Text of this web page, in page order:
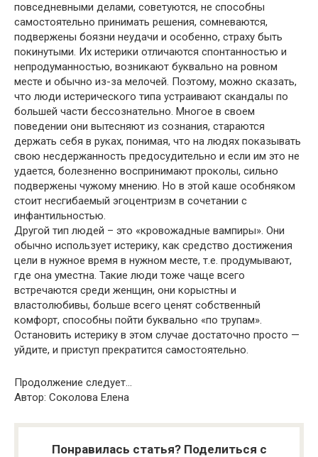
повседневными делами, советуются, не способны
самостоятельно принимать решения, сомневаются,
подвержены боязни неудачи и особенно, страху быть
покинутыми. Их истерики отличаются спонтанностью и
непродуманностью, возникают буквально на ровном
месте и обычно из-за мелочей. Поэтому, можно сказать,
что люди истерического типа устраивают скандалы по
большей части бессознательно. Многое в своем
поведении они вытесняют из сознания, стараются
держать себя в руках, понимая, что на людях показывать
свою несдержанность предосудительно и если им это не
удается, болезненно воспринимают проколы, сильно
подвержены чужому мнению. Но в этой каше особняком
стоит несгибаемый эгоцентризм в сочетании с
инфантильностью.
Другой тип людей – это «кровожадные вампиры». Они
обычно использует истерику, как средство достижения
цели в нужное время в нужном месте, т.е. продумывают,
где она уместна. Такие люди тоже чаще всего
встречаются среди женщин, они корыстны и
властолюбивы, больше всего ценят собственный
комфорт, способны пойти буквально «по трупам».
Остановить истерику в этом случае достаточно просто —
уйдите, и приступ прекратится самостоятельно.
Продолжение следует…
Автор: Соколова Елена
Понравилась статья? Поделиться с